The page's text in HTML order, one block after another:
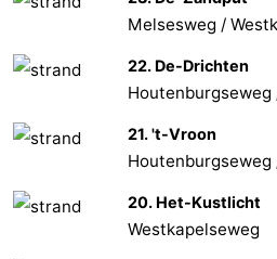
Middelburg
Zeeuws-
Vlaanderen
-
Melsesweg /
22. De-Drichten
Houtenburgseweg
21. 't-Vroon
Houtenburgseweg
20. Het-Kustlicht
Westkapelseweg